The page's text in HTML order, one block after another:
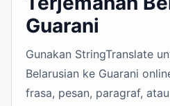
Guarani
Gunakan StringTranslate
Belarusian ke Guarani
frasa, pesan, paragraf,